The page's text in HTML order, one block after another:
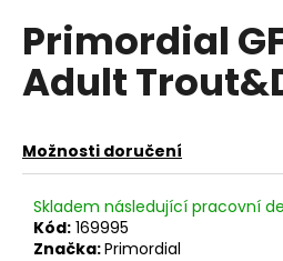
produktu
je
0,0
z
Primordial
Adult
Možnosti doručení
Skladem následující pracovní
Kód: 169995
Značka:Primordial
a
j
í
?